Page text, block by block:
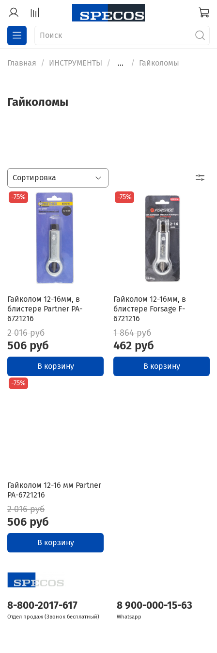
Главная ИНСТРУМЕНТЫ ... Гайколомы
Гайколомы
-75%
Гайколом 12-16мм, в
блистере Partner PA-
6721216
2 016 руб
506 руб
В корзину
-75%
Гайколом 12-16мм, в
блистере Forsage F-
6721216
1 864 руб
462 руб
В корзину
-75%
Гайколом 12-16 мм Partner
PA-6721216
2 016 руб
506 руб
В корзину
8-800-2017-617
Отдел продаж (Звонок бесплатный)
8 900-000-15-63
Whatsapp